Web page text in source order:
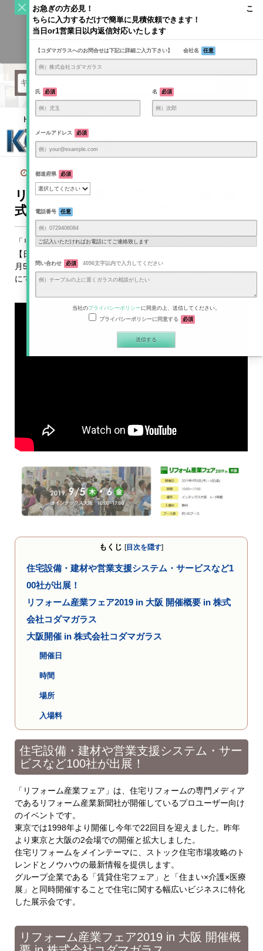
KODAMAGLASS公式ブログ | ガラス情報発信メディア
Home / その他
/
リフォーム産業フェア2019in大阪 | 株式会社コダマガラス | 公
式
2019年8月15日
リフォーム産業フェア2019in大阪 | 株
式会社コダマガラス | 公式
「リフォーム産業フェア」は、全国のプロが一堂に集結する
【日本最大級】の住宅・建築・建材のイベントです。2019年9
月5日（木）・6日（金）の2日間、インテックス大阪 4・5号館
にて株式会社コダマガラスといろんな業者が集合。入場無料。
もくじ [目次を隠す]
住宅設備・建材や営業支援システム・サービスなど1
00社が出展！
リフォーム産業フェア2019 in 大阪 開催概要 in 株式
会社コダマガラス
大阪開催 in 株式会社コダマガラス
開催日
時間
場所
入場料
住宅設備・建材や営業支援システム・サー
ビスなど100社が出展！
「リフォーム産業フェア」は、住宅リフォームの専門メディア
であるリフォーム産業新聞社が開催しているプロユーザー向け
のイベントです。
東京では1998年より開催し今年で22回目を迎えました。昨年
より東京と大阪の2会場での開催と拡大しました。
住宅リフォームをメインテーマに、ストック住宅市場攻略のト
レンドとノウハウの最新情報を提供します。
グループ企業である「賃貸住宅フェア」と「住まい×介護×医療
展」と同時開催することで住宅に関する幅広いビジネスに特化
した展示会です。
リフォーム産業フェア2019 in 大阪 開催概
お急ぎの方必見！ こ
ちらに入力するだけで簡単に見積依頼できます！
当日or1営業日以内返信対応いたします
【コダマガラスへのお問合せは下記に詳細ご入力下さい】 会社名 任意
氏 必須 名 必須
メールアドレス 必須
都道府県 必須
電話番号 任意
ご記入いただければお電話にてご連絡致します
問い合わせ 必須 4096文字以内で入力してください
当社のプライバシーポリシーに同意の上、送信してください。
プライバシーポリシーに同意する
必須